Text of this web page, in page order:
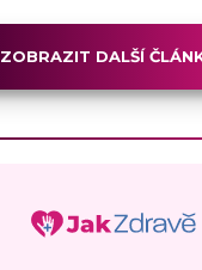
ZOBRAZIT DALŠÍ